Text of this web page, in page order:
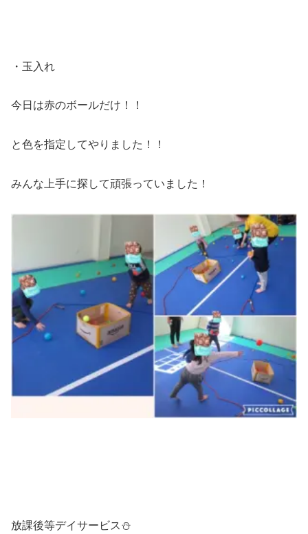
・玉入れ
今日は赤のボールだけ！！
と色を指定してやりました！！
みんな上手に探して頑張っていました！
放課後等デイサービス⛄